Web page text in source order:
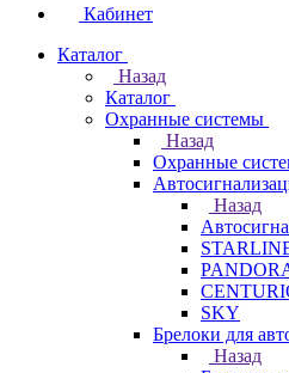
Кабинет
Каталог
Назад
Каталог
Охранные системы
Назад
Охранные
Назад
SKY
Брелоки для
Назад